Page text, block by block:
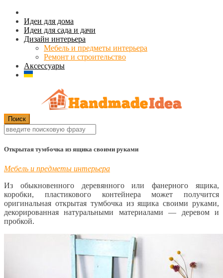
Идеи для дома
Идеи для сада и дачи
Дизайн интерьера
Мебель и предметы интерьера
Ремонт и строительство
Аксессуары
Открытая тумбочка из ящика своими руками
Мебель и предметы интерьера
Из обыкновенного деревянного или фанерного ящика,
коробки, пластикового контейнера может получится
оригинальная открытая тумбочка из ящика своими руками,
декорированная натуральными материалами — деревом и
пробкой.